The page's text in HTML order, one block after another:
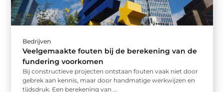
Bedrijven
Veelgemaakte fouten bij de berekening van de
fundering voorkomen
Bij constructieve projecten ontstaan fouten vaak niet door
gebrek aan kennis, maar door handmatige werkwijzen en
tijdsdruk. Een berekening van ...